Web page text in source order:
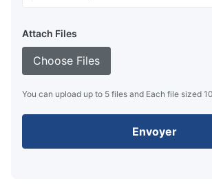
Attach Files
Choose Files
You can upload up to 5 files and Each file sized
Envoyer